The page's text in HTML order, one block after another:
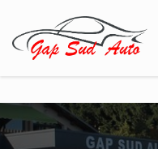
8h00 à 12h00 -
48 Avenue de